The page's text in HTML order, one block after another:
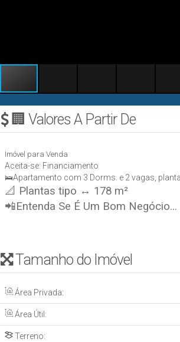
🏢 Valores A Partir De
Imóvel para Venda
Aceita-se: Financiamento
🛌Apartamento com 3 Dorms. e 2 vagas,
📐 Plantas tipo ↔ 178 m²
📲Entenda Se É Um Bom Negócio...
Tamanho do Imóvel
Área Privada:
Área Útil:
Terreno: